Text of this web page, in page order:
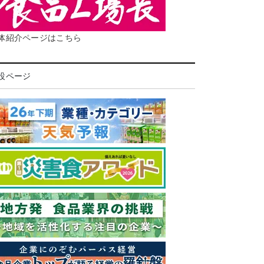
紹介ページはこちら
ページ